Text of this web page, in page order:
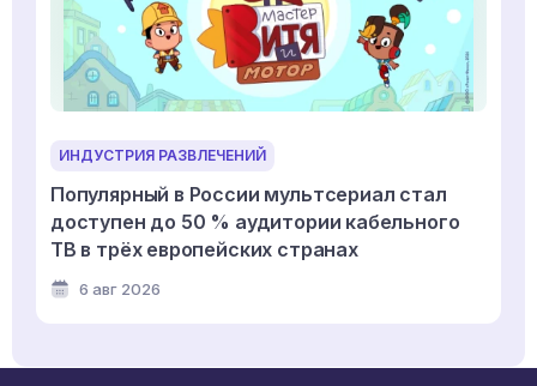
ИНДУСТРИЯ РАЗВЛЕЧЕНИЙ
Популярный в России мультсериал стал
доступен до 50 % аудитории кабельного
ТВ в трёх европейских странах
6 авг 2026